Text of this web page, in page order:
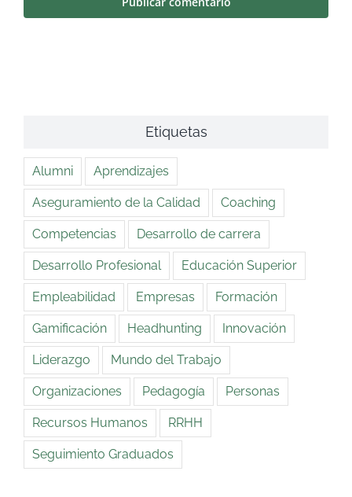
Etiquetas
Alumni Aprendizajes
Aseguramiento de la Calidad Coaching
Competencias Desarrollo de carrera
Desarrollo Profesional Educación Superior
Empleabilidad Empresas Formación
Gamificación Headhunting Innovación
Liderazgo Mundo del Trabajo
Organizaciones Pedagogía Personas
Recursos Humanos RRHH
Seguimiento Graduados